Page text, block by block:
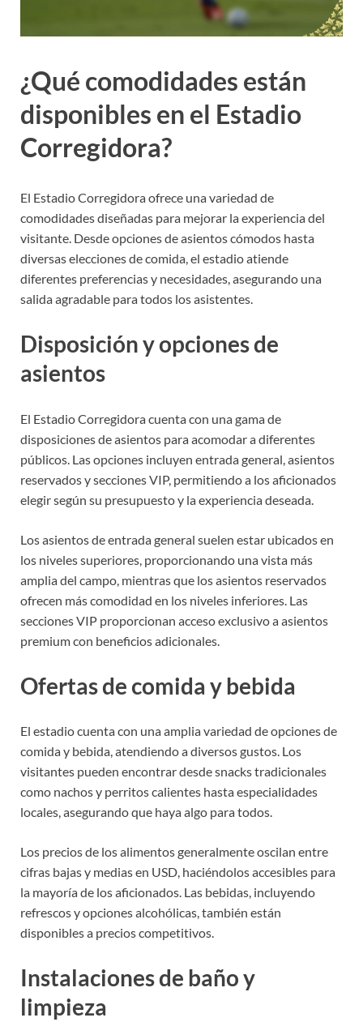
¿Qué comodidades están
disponibles en el Estadio
Corregidora?
El Estadio Corregidora ofrece una variedad de
comodidades diseñadas para mejorar la experiencia del
visitante. Desde opciones de asientos cómodos hasta
diversas elecciones de comida, el estadio atiende
diferentes preferencias y necesidades, asegurando una
salida agradable para todos los asistentes.
Disposición y opciones de
asientos
El Estadio Corregidora cuenta con una gama de
disposiciones de asientos para acomodar a diferentes
públicos. Las opciones incluyen entrada general, asientos
reservados y secciones VIP, permitiendo a los aficionados
elegir según su presupuesto y la experiencia deseada.
Los asientos de entrada general suelen estar ubicados en
los niveles superiores, proporcionando una vista más
amplia del campo, mientras que los asientos reservados
ofrecen más comodidad en los niveles inferiores. Las
secciones VIP proporcionan acceso exclusivo a asientos
premium con beneficios adicionales.
Ofertas de comida y bebida
El estadio cuenta con una amplia variedad de opciones de
comida y bebida, atendiendo a diversos gustos. Los
visitantes pueden encontrar desde snacks tradicionales
como nachos y perritos calientes hasta especialidades
locales, asegurando que haya algo para todos.
Los precios de los alimentos generalmente oscilan entre
cifras bajas y medias en USD, haciéndolos accesibles para
la mayoría de los aficionados. Las bebidas, incluyendo
refrescos y opciones alcohólicas, también están
disponibles a precios competitivos.
Instalaciones de baño y
limpieza